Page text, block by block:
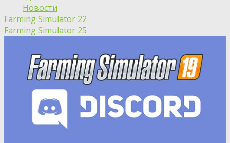
Новости
Farming Simulator 22
Farming Simulator 25